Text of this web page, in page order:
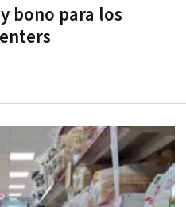
bono para los